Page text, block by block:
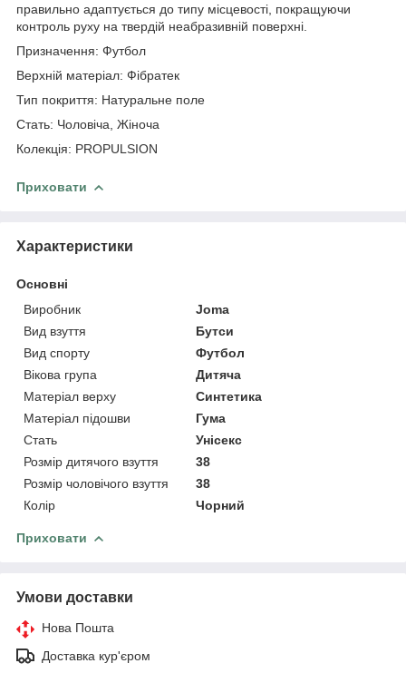
правильно адаптується до типу місцевості, покращуючи
контроль руху на твердій неабразивній поверхні.
Призначення: Футбол
Верхній матеріал: Фібратек
Тип покриття: Натуральне поле
Стать: Чоловіча, Жіноча
Колекція: PROPULSION
Приховати
Характеристики
Основні
Виробник
Joma
Вид взуття
Бутси
Вид спорту
Футбол
Вікова група
Дитяча
Матеріал верху
Синтетика
Матеріал підошви
Гума
Стать
Унісекс
Розмір дитячого взуття
38
Розмір чоловічого взуття
38
Колір
Чорний
Приховати
Умови доставки
Нова Пошта
Доставка кур'єром